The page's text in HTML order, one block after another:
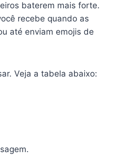
baterem mais forte.
recebe quando as
até enviam emojis de
Veja a tabela abaixo: